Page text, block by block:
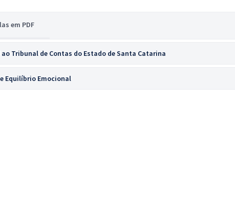
em PDF
Tribunal de Contas do Estado de Santa Catarina
Equilíbrio Emocional